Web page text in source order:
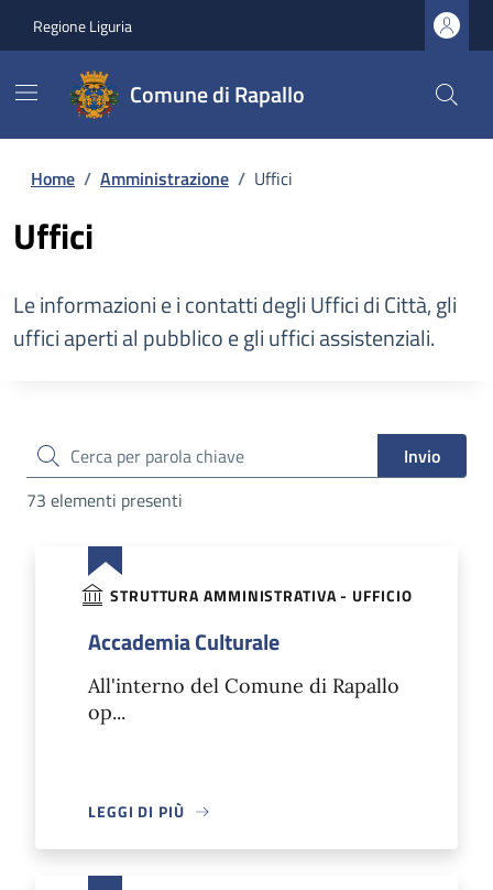
Regione Liguria
Comune di Rapallo
Home / Amministrazione / Uffici
Uffici
Le informazioni e i contatti degli Uffici di Città, gli
uffici aperti al pubblico e gli uffici assistenziali.
cerca
Invio
73 elementi presenti
STRUTTURA AMMINISTRATIVA - UFFICIO
Accademia Culturale
All'interno del Comune di Rapallo
op...
LEGGI DI PIÙ